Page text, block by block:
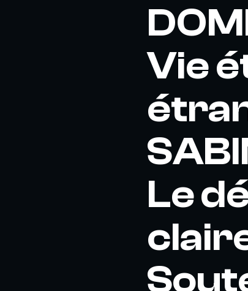
Vie
Le